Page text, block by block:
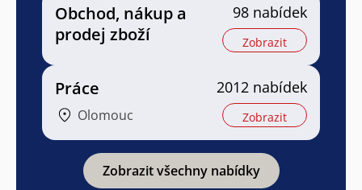
Obchod, nákup a
prodej zboží
98 nabídek
Zobrazit
Práce
Olomouc
2012 nabídek
Zobrazit
Zobrazit všechny nabídky